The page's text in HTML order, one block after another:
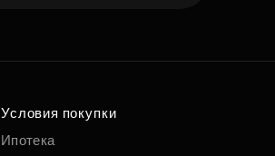
Условия покупки
Ипотека